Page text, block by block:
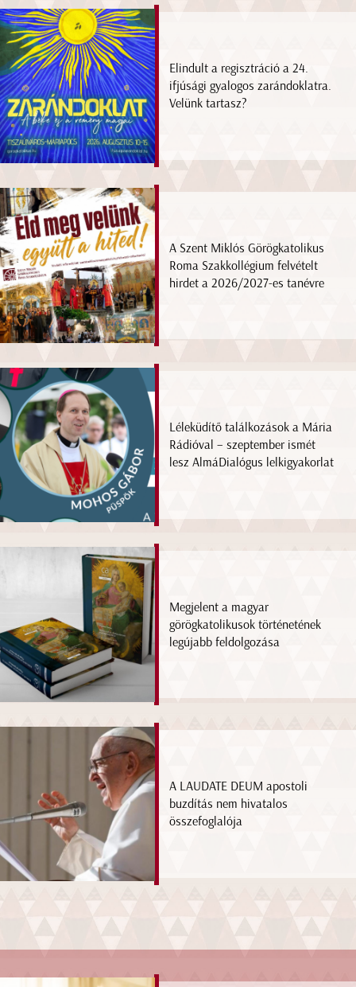
Elindult a regisztráció a 24.
ifjúsági gyalogos zarándoklatra.
Velünk tartasz?
A Szent Miklós Görögkatolikus
Roma Szakkollégium felvételt
hirdet a 2026/2027-es tanévre
Léleküdítő találkozások a Mária
Rádióval – szeptember ismét
lesz AlmáDialógus lelkigyakorlat
Megjelent a magyar
görögkatolikusok történetének
legújabb feldolgozása
A LAUDATE DEUM apostoli
buzdítás nem hivatalos
összefoglalója